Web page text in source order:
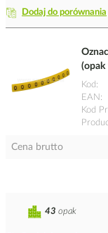
Dodaj do porównania
(opak
Kod
EAN
Kod
Cena brutto
43 opak